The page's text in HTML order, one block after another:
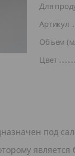
Для
Артикул
Объем
Цвет
под